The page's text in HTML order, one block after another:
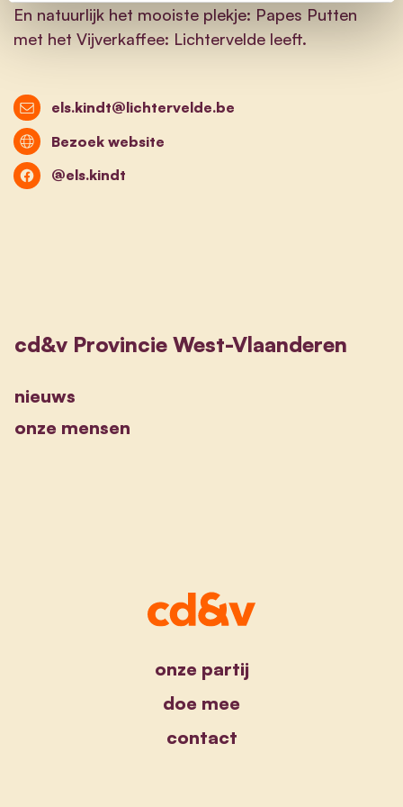
En natuurlijk het mooiste plekje: Papes Putten
met het Vijverkaffee: Lichtervelde leeft.
els.kindt@lichtervelde.be
Bezoek website
@els.kindt
cd&v Provincie West-Vlaanderen
nieuws
onze mensen
onze partij
doe mee
contact